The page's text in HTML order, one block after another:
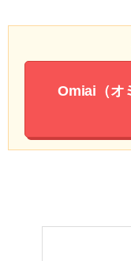
Omiai（オ